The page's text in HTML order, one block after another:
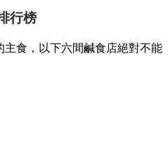
行榜
食，以下六間鹹食店絕對不能